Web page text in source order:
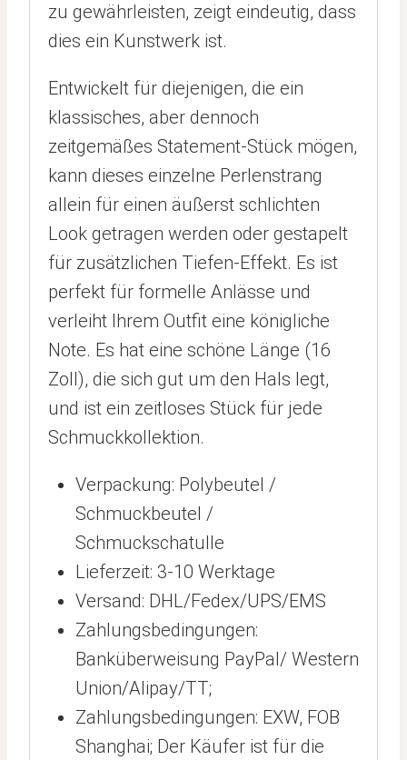
zu gewährleisten, zeigt eindeutig, dass
dies ein Kunstwerk ist.
Entwickelt für diejenigen, die ein
klassisches, aber dennoch
zeitgemäßes Statement-Stück mögen,
kann dieses einzelne Perlenstrang
allein für einen äußerst schlichten
Look getragen werden oder gestapelt
für zusätzlichen Tiefen-Effekt. Es ist
perfekt für formelle Anlässe und
verleiht Ihrem Outfit eine königliche
Note. Es hat eine schöne Länge (16
Zoll), die sich gut um den Hals legt,
und ist ein zeitloses Stück für jede
Schmuckkollektion.
Verpackung: Polybeutel /
Schmuckbeutel /
Schmuckschatulle
Lieferzeit: 3-10 Werktage
Versand: DHL/Fedex/UPS/EMS
Zahlungsbedingungen:
Banküberweisung PayPal/ Western
Union/Alipay/TT;
Zahlungsbedingungen: EXW, FOB
Shanghai; Der Käufer ist für die